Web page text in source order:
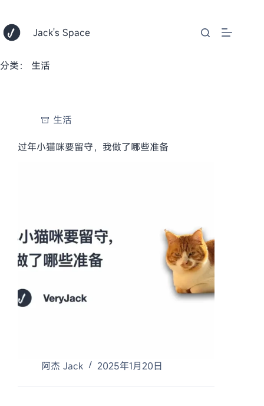
内
Jack's Space
分类： 生活
生活
过年小猫咪要留守，我做了哪些准备
阿杰 Jack 2025年1月20日